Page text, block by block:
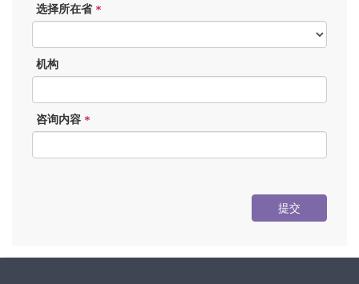
选择所在省 *
机构
咨询内容 *
提交